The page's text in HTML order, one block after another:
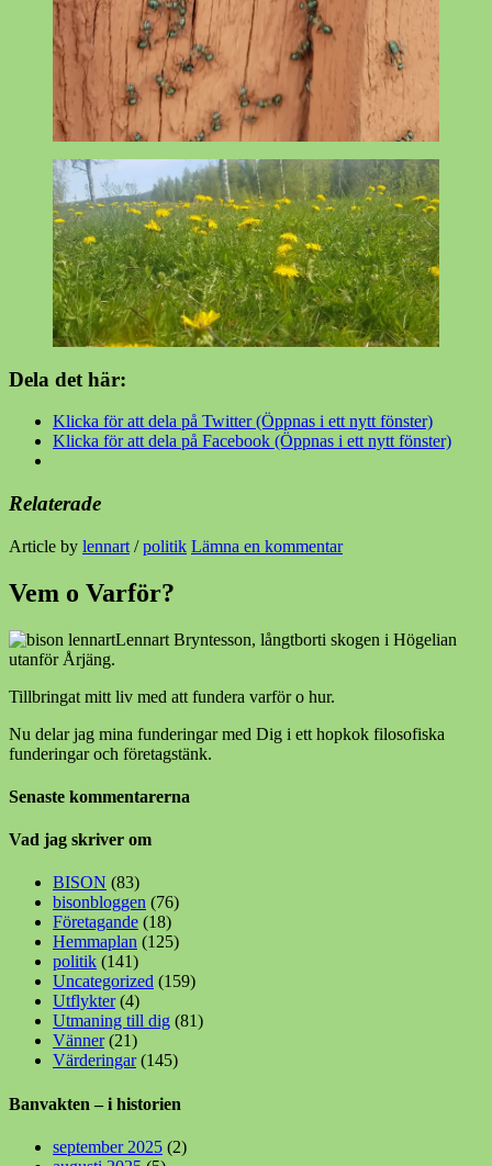
Dela det här:
Klicka för att dela på Twitter (Öppnas i ett nytt fönster)
Klicka för att dela på Facebook (Öppnas i ett nytt fönster)
Relaterade
Article by lennart /politik Lämna en kommentar
Vem o Varför?
Lennart Bryntesson, långtborti skogen i Högelian
utanför Årjäng.
Tillbringat mitt liv med att fundera varför o hur.
Nu delar jag mina funderingar med Dig i ett hopkok filosofiska
funderingar och företagstänk.
Senaste kommentarerna
Vad jag skriver om
BISON (83)
bisonbloggen (76)
Företagande (18)
Hemmaplan (125)
politik (141)
Uncategorized (159)
Utflykter(4)
Utmaning till dig (81)
Vänner(21)
Värderingar(145)
Banvakten – i historien
september 2025 (2)